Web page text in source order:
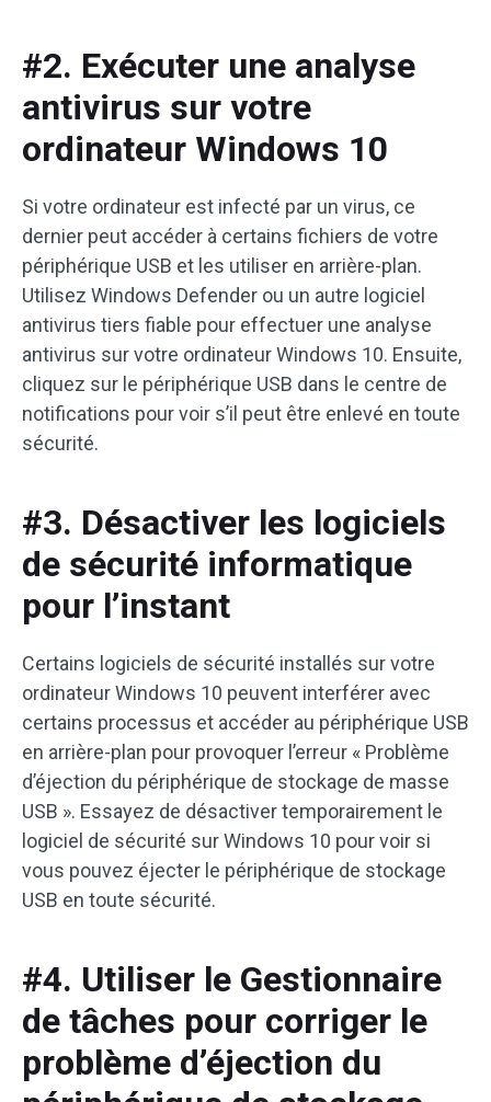
#2. Exécuter une analyse
antivirus sur votre
ordinateur Windows 10
Si votre ordinateur est infecté par un virus, ce
dernier peut accéder à certains fichiers de votre
périphérique USB et les utiliser en arrière-plan.
Utilisez Windows Defender ou un autre logiciel
antivirus tiers fiable pour effectuer une analyse
antivirus sur votre ordinateur Windows 10. Ensuite,
cliquez sur le périphérique USB dans le centre de
notifications pour voir s’il peut être enlevé en toute
sécurité.
#3. Désactiver les logiciels
de sécurité informatique
pour l’instant
Certains logiciels de sécurité installés sur votre
ordinateur Windows 10 peuvent interférer avec
certains processus et accéder au périphérique USB
en arrière-plan pour provoquer l’erreur « Problème
d’éjection du périphérique de stockage de masse
USB ». Essayez de désactiver temporairement le
logiciel de sécurité sur Windows 10 pour voir si
vous pouvez éjecter le périphérique de stockage
USB en toute sécurité.
#4. Utiliser le Gestionnaire
de tâches pour corriger le
problème d’éjection du